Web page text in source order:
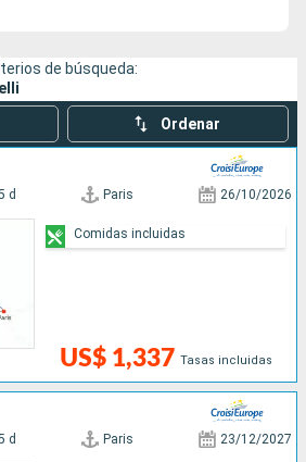
por las orillas de París para
de búsqueda:
Ordenar
d Paris 26/10/2026
US$ 1,337 Tasas incluidas
Comidas incluidas
d Paris 23/12/2027